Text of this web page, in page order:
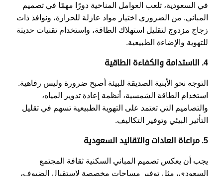
في السعودية، تلعب العوامل المناخية دورًا مهمًا في تصميم
المباني. من الضروري اختيار مواد عازلة للحرارة، ونوافذ ذات
زجاج مزدوج لتقليل استهلاك الطاقة، واستخدام تقنيات حديثة
للتهوية والإضاءة الطبيعية.
4. الاستدامة والكفاءة الطاقية
التوجه نحو الأبنية الصديقة للبيئة أصبح ضرورة وليس رفاهية.
استخدام الطاقة الشمسية، أنظمة إعادة تدوير المياه،
والتصاميم التي تعتمد على التهوية الطبيعية تسهم في تقليل
التأثير البيئي وتوفير التكاليف.
5. مراعاة العادات والتقاليد السعودية
يجب أن يعكس تصميم المباني السكنية ثقافة المجتمع
السعودي، مثل توفير مساحات مخصصة لاستقبال الضيوف،